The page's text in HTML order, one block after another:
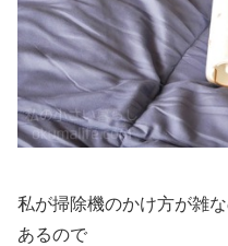
私が掃除機のかけ方が雑
あるので